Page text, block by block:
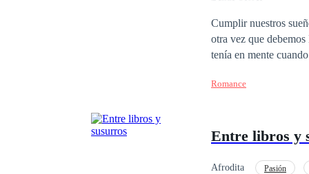
Cumplir nuestros
otra vez que debemos luchar
tenía en mente
vendrían muchas
Romance
Entre libros y
Afrodita Pasión